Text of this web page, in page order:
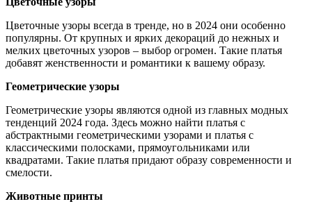
Цветочные узоры всегда в тренде, но в 2024 они особенно
популярны. От крупных и ярких декораций до нежных и
мелких цветочных узоров – выбор огромен. Такие платья
добавят женственности и романтики к вашему образу.
Геометрические узоры
Геометрические узоры являются одной из главных модных
тенденций 2024 года. Здесь можно найти платья с
абстрактными геометрическими узорами и платья с
классическими полосками, прямоугольниками или
квадратами. Такие платья придают образу современности и
смелости.
Животные принты